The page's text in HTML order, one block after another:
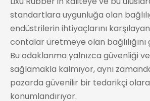
standartlara uygunluğa olan
endüstrilerin ihtiyaçlarını
contalar üretmeye olan
Bu odaklanma yalnızca güvenliği
sağlamakla kalmıyor, aynı
pazarda güvenilir bir tedarikçi
konumlandırıyor.